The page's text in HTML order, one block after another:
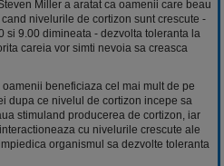
Miller a aratat ca oamenii care beau
nivelurile de cortizon sunt crescute -
si 9.00 dimineata - dezvolta toleranta la
careia vor simti nevoia sa creasca
oamenii beneficiaza cel mai mult de pe
dupa ce nivelul de cortizon incepe sa
stimuland producerea de cortizon, iar
cu nivelurile crescute ale
organismul sa dezvolte toleranta